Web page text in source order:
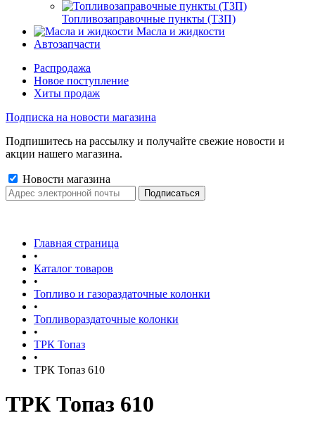
Топливозаправочные пункты (ТЗП)
Масла и жидкости
Автозапчасти
Распродажа
Новое поступление
Хиты продаж
Подписка на новости магазина
Подпишитесь на рассылку и получайте свежие новости и
акции нашего магазина.
Новости магазина
Главная страница
•
Каталог товаров
•
Топливо и газораздаточные колонки
•
Топливораздаточные колонки
•
ТРК Топаз
•
ТРК Топаз 610
ТРК Топаз 610